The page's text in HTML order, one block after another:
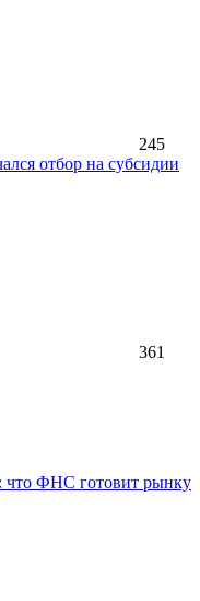
245
отбор на субсидии
361
что ФНС готовит рынку